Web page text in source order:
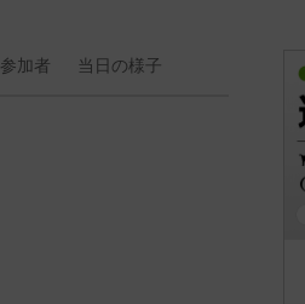
参加者 当日の様子